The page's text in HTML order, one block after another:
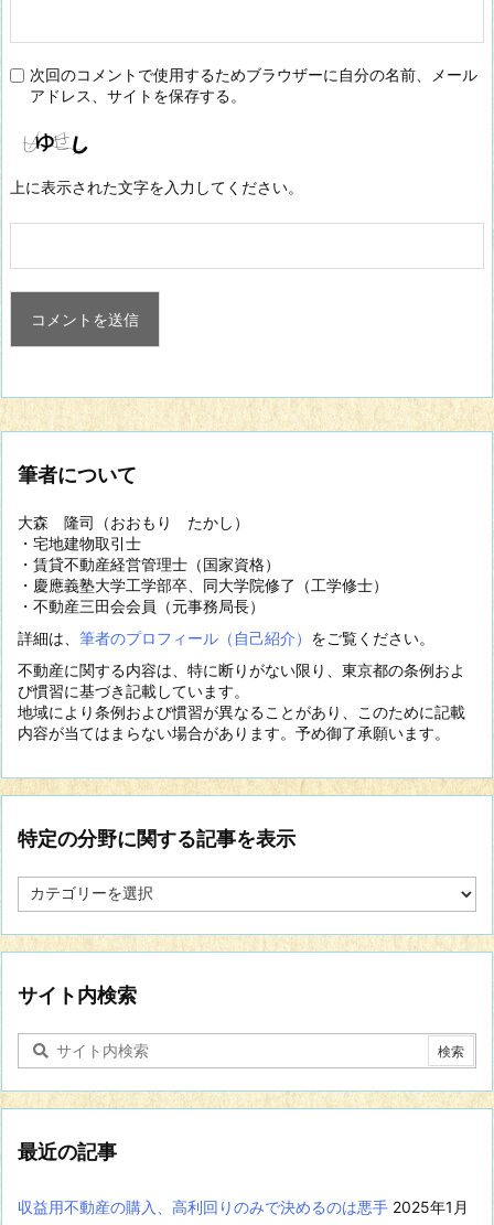
次回のコメントで使用するためブラウザーに自分の名前、メール
アドレス、サイトを保存する。
上に表示された文字を入力してください。
筆者について
大森 隆司（おおもり たかし）
・宅地建物取引士
・賃貸不動産経営管理士（国家資格）
・慶應義塾大学工学部卒、同大学院修了（工学修士）
・不動産三田会会員（元事務局長）
詳細は、 筆者のプロフィール（自己紹介） をご覧ください。
不動産に関する内容は、特に断りがない限り、東京都の条例およ
び慣習に基づき記載しています。
地域により条例および慣習が異なることがあり、このために記載
内容が当てはまらない場合があります。予め御了承願います。
特定の分野に関する記事を表示
定
分
に
関
す
記
事
を
示
サイト内検索
最近の記事
収益用不動産の購入、高利回りのみで決めるのは悪手 2025年1月